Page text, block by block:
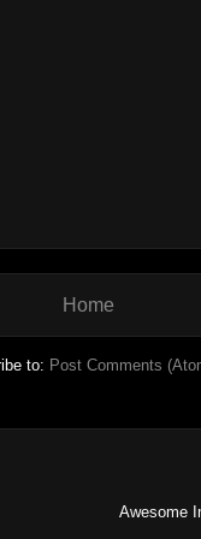
Home
to: Post Comments
Awesome